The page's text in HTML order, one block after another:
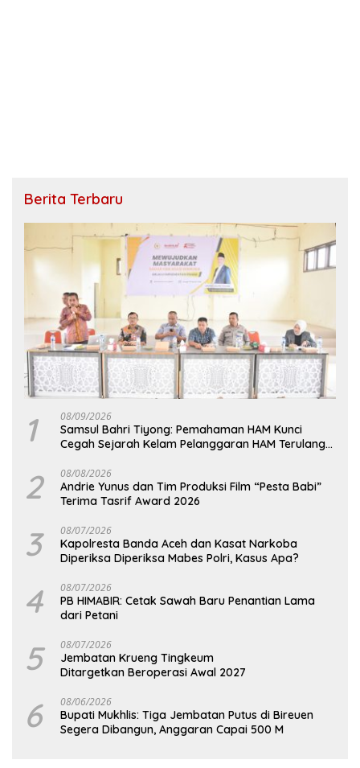
Berita Terbaru
1 08/09/2026
Samsul Bahri Tiyong: Pemahaman HAM Kunci
Cegah Sejarah Kelam Pelanggaran HAM Terulang
2 08/08/2026
Andrie Yunus dan Tim Produksi Film “Pesta Babi”
Terima Tasrif Award 2026
3 08/07/2026
Kapolresta Banda Aceh dan Kasat Narkoba
Diperiksa Diperiksa Mabes Polri, Kasus Apa?
4 08/07/2026
PB HIMABIR: Cetak Sawah Baru Penantian Lama
dari Petani
5 08/07/2026
Jembatan Krueng Tingkeum
Ditargetkan Beroperasi Awal 2027
6 08/06/2026
Bupati Mukhlis: Tiga Jembatan Putus di Bireuen
Segera Dibangun, Anggaran Capai 500 M